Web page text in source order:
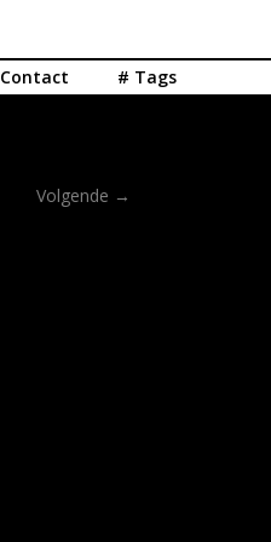
Contact # Tags
Volgende →